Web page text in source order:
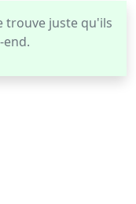
trouve juste qu'ils